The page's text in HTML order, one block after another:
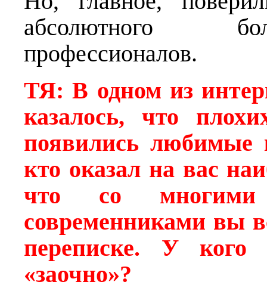
абсолютного
профессионалов.
ТЯ: В одном из
казалось, что
появились любимые
кто оказал на вас
что со многими
современниками вы
переписке. У кого
«заочно»?